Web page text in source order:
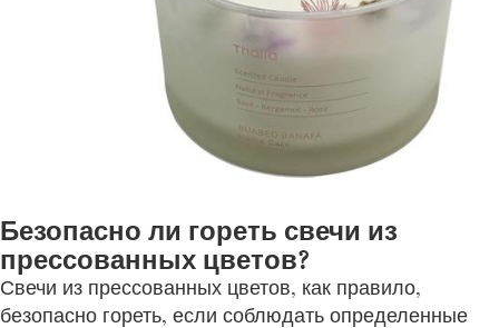
Безопасно ли гореть свечи из
прессованных цветов?
Свечи из прессованных цветов, как правило,
безопасно гореть, если соблюдать определенные